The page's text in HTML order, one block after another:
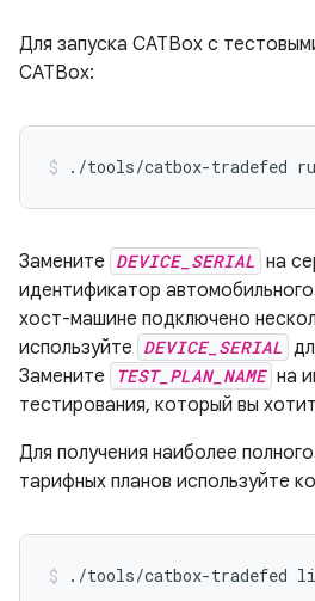
Для запуска CATBox с
CATBox:
./tools/catbox-tradefed
Замените DEVICE_SERIAL на
идентификатор
хост-машине подключено
используйте DEVICE_SERIAL
Замените
TEST_PLAN_NAME на
тестирования, который вы
Для получения наиболее
тарифных планов используйте
./tools/catbox-tradefed